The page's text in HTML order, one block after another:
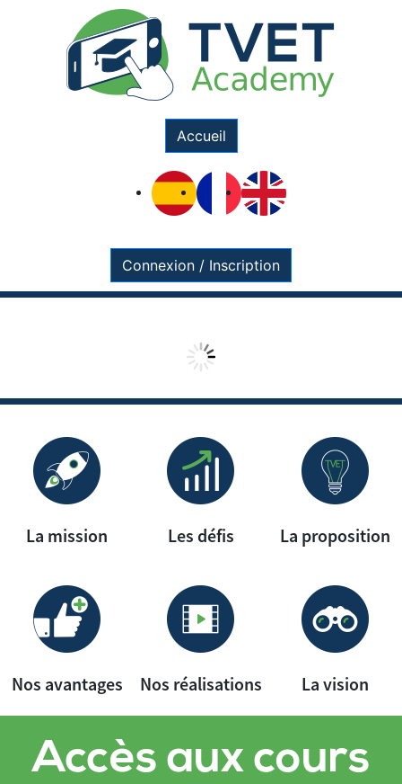
Accueil
Connexion / Inscription
La mission Les défis La proposition
Nos avantages Nos réalisations La vision
Accès aux cours